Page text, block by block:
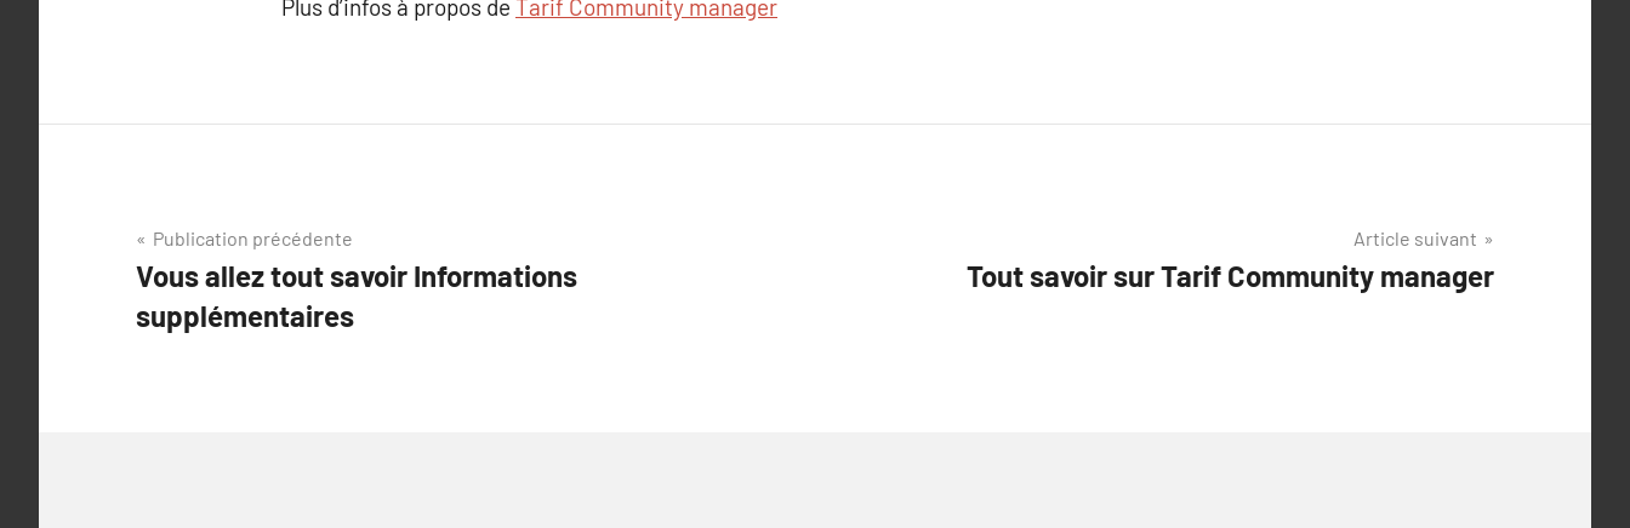
Plus d’infos à propos de Tarif Community manager
Navigation
de
l’article
Publication précédente
Vous allez tout savoir Informations
supplémentaires
Article suivant
Tout savoir sur Tarif Community manager